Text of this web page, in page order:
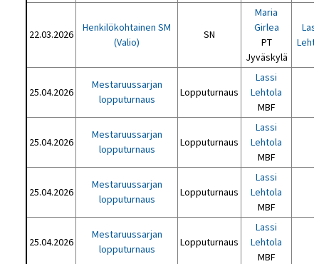
22.03.2026
Henkilökohtainen SM
(Valio)
SN
Maria
Girlea
PT
Jyväskylä
25.04.2026
Mestaruussarjan
lopputurnaus
Lopputurnaus
Lassi
Lehtola
MBF
25.04.2026
Mestaruussarjan
lopputurnaus
Lopputurnaus
Lassi
Lehtola
MBF
25.04.2026
Mestaruussarjan
lopputurnaus
Lopputurnaus
Lassi
Lehtola
MBF
25.04.2026
Mestaruussarjan
lopputurnaus
Lopputurnaus
Lassi
Lehtola
MBF